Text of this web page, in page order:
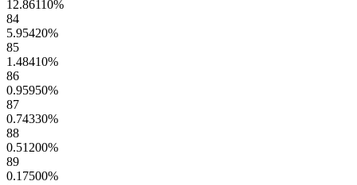
12.86110%
84
5.95420%
85
1.48410%
86
0.95950%
87
0.74330%
88
0.51200%
89
0.17500%